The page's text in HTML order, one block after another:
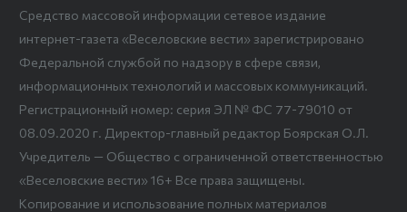
Средство массовой информации сетевое издание
интернет-газета «Веселовские вести» зарегистрировано
Федеральной службой по надзору в сфере связи,
информационных технологий и массовых коммуникаций.
Регистрационный номер: серия ЭЛ № ФС 77-79010 от
08.09.2020 г. Директор-главный редактор Боярская О.Л.
Учредитель — Общество с ограниченной ответственностью
«Веселовские вести» 16+ Все права защищены.
Копирование и использование полных материалов